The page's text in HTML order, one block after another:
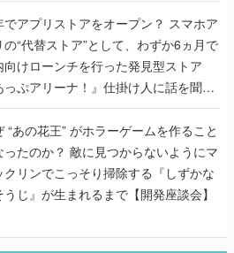
アプリストアをオープン？ スマホア
の“代替ストア”として、わずか6ヵ月で
向けローンチを行った発見型ストア
っぷアリーナ！』仕掛け人に話を聞い
た
“あの花王” がホラーゲームを作ること
？ 敵に見つからないようにマ
クリンでこっそり掃除する『しずかな
うじ』が生まれるまで【開発座談会】